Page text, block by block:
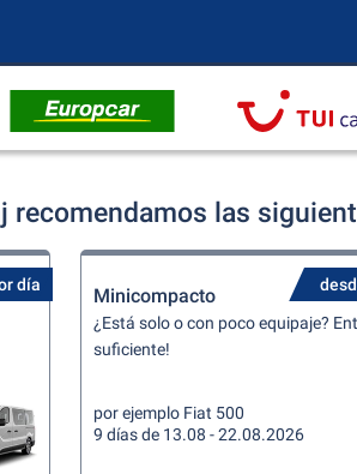
recomendamos las
día Minicompacto
¿Está solo o con poco equipaje?
suficiente!
por ejemplo Fiat 500
9 días de 13.08 - 22.08.2026